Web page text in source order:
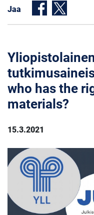
Jaa
who has the
materials?
15.3.2021